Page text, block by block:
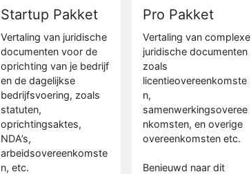
Startup Pakket
Vertaling van juridische
documenten voor de
oprichting van je bedrijf
en de dagelijkse
bedrijfsvoering, zoals
statuten,
oprichtingsaktes,
NDA’s,
arbeidsovereenkomste
n, etc.
Pro Pakket
Vertaling van complexe
juridische documenten
zoals
licentieovereenkomste
n,
samenwerkingsoveree
nkomsten, en overige
overeenkomsten etc.
Benieuwd naar dit